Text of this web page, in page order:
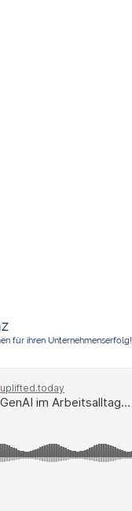
für ihren Unternehmenserfolg!